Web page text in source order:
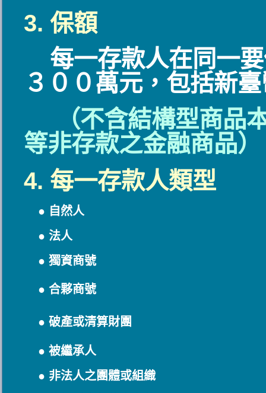
3. 保額
每一存款人在同一
３００萬元，包括新
（不含結構型商品
等非存款之金融商品
4. 每一存款人類型
● 自然人
● 法人
● 獨資商號
● 合夥商號
● 破產或清算財團
● 被繼承人
● 非法人之團體或組織